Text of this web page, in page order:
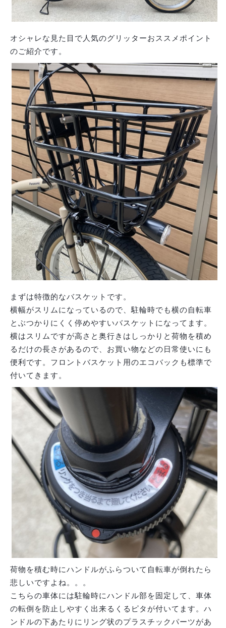
オシャレな見た目で人気のグリッターおススメポイント
のご紹介です。
まずは特徴的なバスケットです。
横幅がスリムになっているので、駐輪時でも横の自転車
とぶつかりにくく停めやすいバスケットになってます。
横はスリムですが高さと奥行きはしっかりと荷物を積め
るだけの長さがあるので、お買い物などの日常使いにも
便利です。フロントバスケット用のエコバックも標準で
付いてきます。
荷物を積む時にハンドルがふらついて自転車が倒れたら
悲しいですよね。。。
こちらの車体には駐輪時にハンドル部を固定して、車体
の転倒を防止しやすく出来るくるピタが付いてます。ハ
ンドルの下あたりにリング状のプラスチックパーツがあ